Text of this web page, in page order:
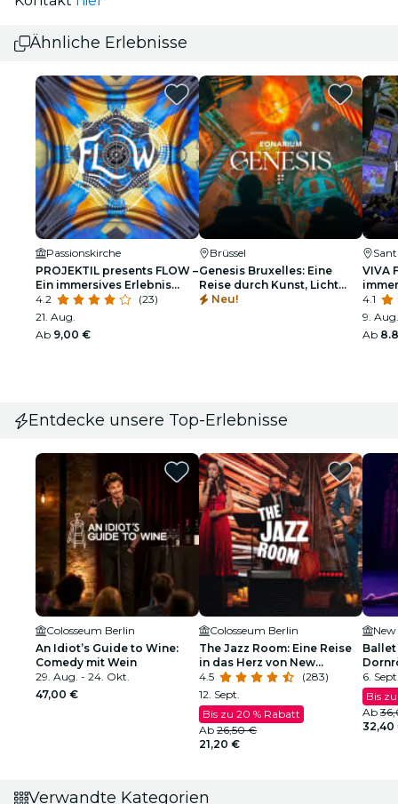
Ähnliche Erlebnisse
Passionskirche
PROJEKTIL presents FLOW –
Ein immersives Erlebnis
entlang Smetanas Moldau –
Live-Konzerte
4.2
(23)
21. Aug.
Ab 9,00 €
Brüssel
Genesis Bruxelles: Eine
Reise durch Kunst, Licht
und Musik - Warteliste
Neu!
VIVA
4.1
9.
Ab
Entdecke unsere Top-Erlebnisse
Colosseum Berlin
An Idiot’s Guide to Wine:
Comedy mit Wein
29. Aug. - 24. Okt.
47,00 €
Colosseum Berlin
The Jazz Room: Eine Reise
in das Herz von New
Orleans
4.5
(283)
12. Sept.
Bis zu 20 % Rabatt
Ab 26,50 €
21,20 €
6.
Bis
Ab
32,40
Verwandte Kategorien